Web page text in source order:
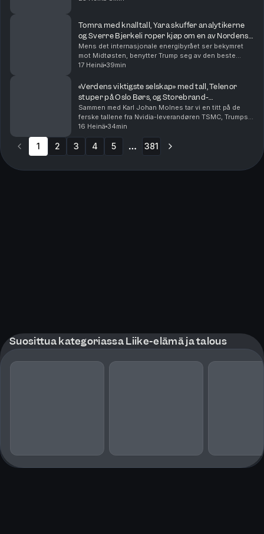
Tomra med knalltall, Yara skuffer analytikerne
og Sverre Bjerkeli roper kjøp om en av Nordens
mest shortede aksjer
Mens det internasjonale energibyrået ser bekymret
mot Midtøsten, benytter Trump seg av den beste
sendetid til å anklage Kina for valgresultatet i 2020.
17 Heinä 39min
«Verdens viktigste selskap» med tall, Telenor
stuper på Oslo Børs, og Storebrand-
forvalterens aksjefavoritter
Sammen med Karl Johan Molnes tar vi en titt på de
ferske tallene fra Nvidia-leverandøren TSMC, Trumps
siste olje-utspill, og Telenor hvor investorene
reagerer med å sende aksjen rett ned på Oslo Børs....
16 Heinä 34min
1 2 3 4 5 381
Suosittua kategoriassa Liike-elämä ja talous